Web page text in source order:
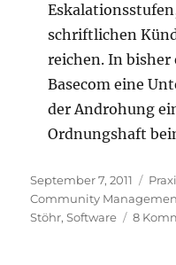
schriftlichen
reichen. In bisher
Basecom eine
der Androhung
Ordnungshaft
Veröffentlicht
am
September 7, 2011
Community
Stöhr,Software 8